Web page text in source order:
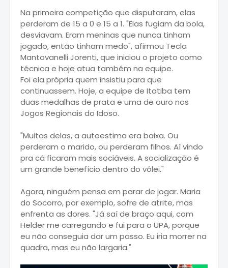
Na primeira competição que disputaram, elas
perderam de 15 a 0 e 15 a 1. "Elas fugiam da bola,
desviavam. Eram meninas que nunca tinham
jogado, então tinham medo", afirmou Tecla
Mantovanelli Jorenti, que iniciou o projeto como
técnica e hoje atua também na equipe.
Foi ela própria quem insistiu para que
continuassem. Hoje, a equipe de Itatiba tem
duas medalhas de prata e uma de ouro nos
Jogos Regionais do Idoso.
"Muitas delas, a autoestima era baixa. Ou
perderam o marido, ou perderam filhos. Aí vindo
pra cá ficaram mais sociáveis. A socialização é
um grande benefício dentro do vôlei."
Agora, ninguém pensa em parar de jogar. Maria
do Socorro, por exemplo, sofre de atrite, mas
enfrenta as dores. "Já saí de braço aqui, com
Helder me carregando e fui para o UPA, porque
eu não conseguia dar um passo. Eu iria morrer na
quadra, mas eu não largaria."